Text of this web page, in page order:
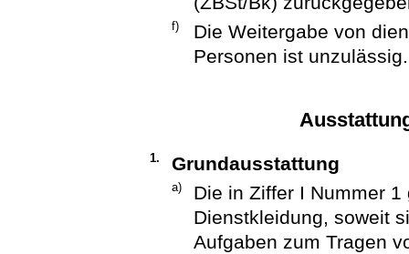
f)
Die Weitergabe von
Personen ist unzulässig.
1. Grundausstattung
a)
Die in Ziffer I Nummer
Dienstkleidung, soweit
Aufgaben zum Tragen